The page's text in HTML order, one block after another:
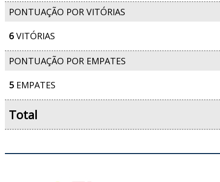
PONTUAÇÃO POR VITÓRIAS
6VITÓRIAS
PONTUAÇÃO POR EMPATES
5EMPATES
Total